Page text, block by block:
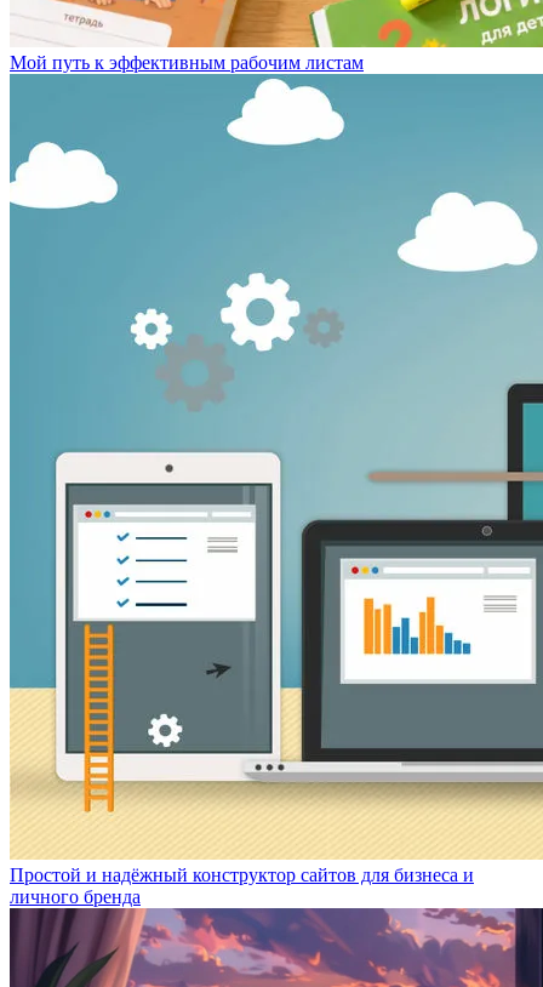
Мой путь к эффективным рабочим листам
Простой и надёжный конструктор сайтов для бизнеса и
личного бренда